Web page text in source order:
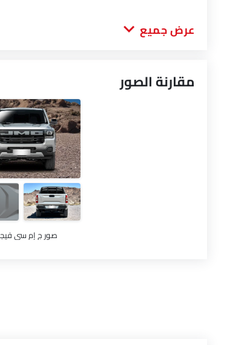
عرض جميع
مقارنة الصور
صور ج إم سي